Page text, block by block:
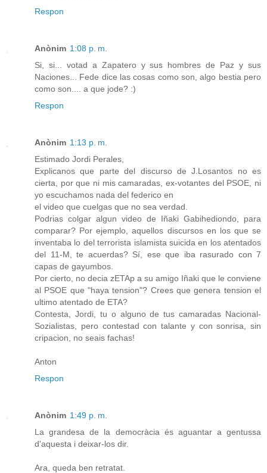
Respon
Anònim 1:08 p. m.
Si, si... votad a Zapatero y sus hombres de Paz y sus
Naciones... Fede dice las cosas como son, algo bestia pero
como son.... a que jode? :)
Respon
Anònim 1:13 p. m.
Estimado Jordi Perales,
Explicanos que parte del discurso de J.Losantos no es
cierta, por que ni mis camaradas, ex-votantes del PSOE, ni
yo escuchamos nada del federico en
el video que cuelgas que no sea verdad.
Podrias colgar algun video de Iñaki Gabihediondo, para
comparar? Por ejemplo, aquellos discursos en los que se
inventaba lo del terrorista islamista suicida en los atentados
del 11-M, te acuerdas? Sí, ese que iba rasurado con 7
capas de gayumbos.
Por cierto, no decia zETAp a su amigo Iñaki que le conviene
al PSOE que "haya tension"? Crees que genera tension el
ultimo atentado de ETA?
Contesta, Jordi, tu o alguno de tus camaradas Nacional-
Sozialistas, pero contestad con talante y con sonrisa, sin
cripacion, no seais fachas!
Anton
Respon
Anònim 1:49 p. m.
La grandesa de la democràcia és aguantar a gentussa
d'aquesta i deixar-los dir.
Ara, queda ben retratat.